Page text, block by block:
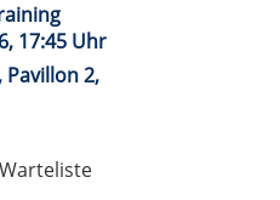
17:45 Uhr
Pavillon 2,